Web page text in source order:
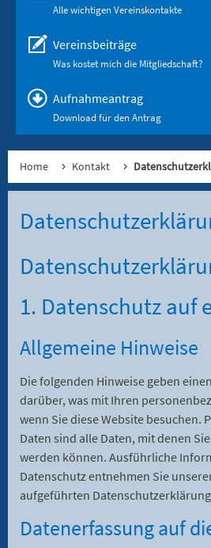
Alle wichtigen Vereinskontakte
Vereinsbeiträge
Was kostet mich die Mitgliedschaft?
Aufnahmeantrag
Download für den Antrag
Home Kontakt
1. Datenschutz auf
Allgemeine Hinweise
Die folgenden Hinweise geben
darüber, was mit Ihren
wenn Sie diese Website besuchen.
Daten sind alle Daten, mit denen
werden können. Ausführliche
Datenschutz entnehmen Sie
aufgeführten
Datenerfassung auf